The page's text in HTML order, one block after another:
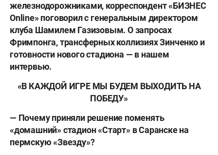
железнодорожниками, корреспондент «БИЗНЕС
Online» поговорил с генеральным директором
клуба Шамилем Газизовым. О запросах
Фримпонга, трансферных коллизиях Зинченко и
готовности нового стадиона — в нашем
интервью.
«В КАЖДОЙ ИГРЕ МЫ БУДЕМ ВЫХОДИТЬ НА
ПОБЕДУ»
— Почему приняли решение поменять
«домашний» стадион «Старт» в Саранске на
пермскую «Звезду»?